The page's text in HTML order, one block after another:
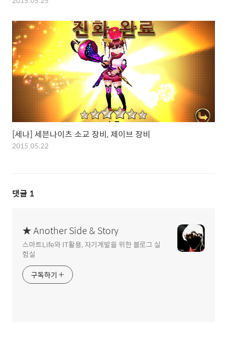
[세나] 세븐나이츠 소교 장비, 제이브 장비
2015.05.22
댓글 1
★ Another Side & Story
스마트Life와 IT활용, 자기계발을 위한 블로그 실
험실
구독하기